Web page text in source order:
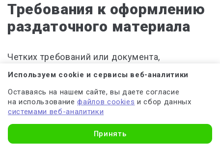
Требования к оформлению
раздаточного материала
Четких требований или документа,
регламентирующего оформление
Однако здесь важно учитывать банальные
правила вежливости и здравый смысл.
Весь раздаточный материал четко
Используем cookie и сервисы веб-аналитики
Оставаясь на нашем сайте, вы даете согласие
на использованиефайлов cookies и сбор данных
системами веб-аналитики
Принять